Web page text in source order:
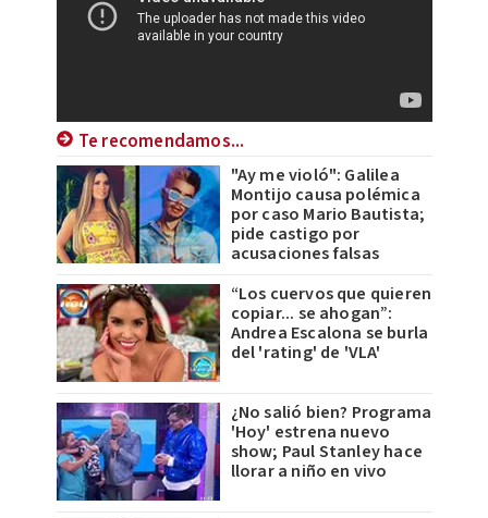
Te recomendamos...
"Ay me violó": Galilea
Montijo causa polémica
por caso Mario Bautista;
pide castigo por
acusaciones falsas
“Los cuervos que quieren
copiar... se ahogan”:
Andrea Escalona se burla
del 'rating' de 'VLA'
¿No salió bien? Programa
'Hoy' estrena nuevo
show; Paul Stanley hace
llorar a niño en vivo